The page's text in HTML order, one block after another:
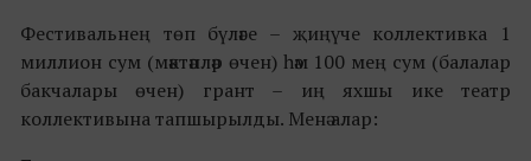
Фестивальнең төп бүләге – җиңүче коллективка 1
миллион сум (мәктәпләр өчен) һәм 100 мең сум (балалар
бакчалары өчен) грант – иң яхшы ике театр
коллективына тапшырылды. Менә алар: